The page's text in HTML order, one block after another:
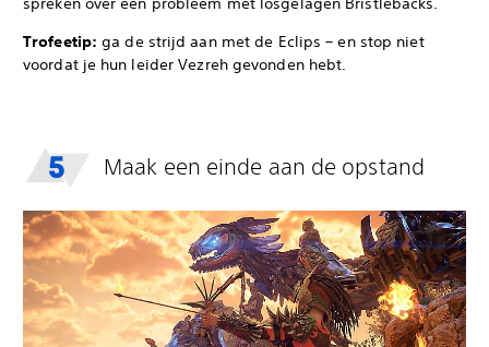
Trofeetip: ga de strijd aan met de Eclips – en stop niet
voordat je hun leider Vezreh gevonden hebt.
Maak een einde aan de opstand